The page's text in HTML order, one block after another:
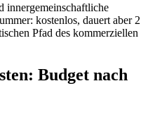
innergemeinschaftliche
kostenlos, dauert aber 2
Pfad des kommerziellen
Budget nach